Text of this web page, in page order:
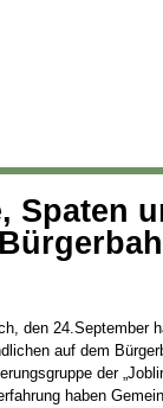
Spaten
den 24.September
auf dem
der
haben